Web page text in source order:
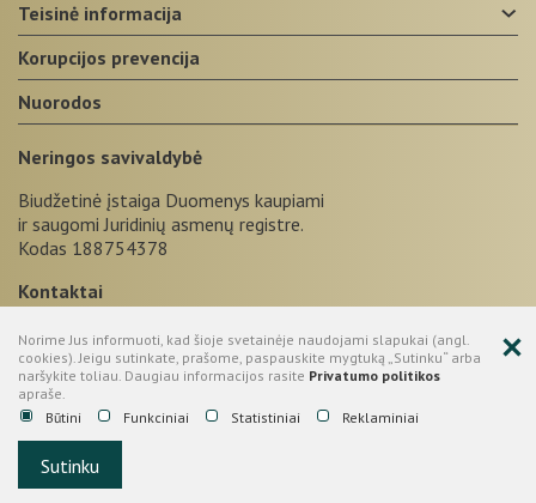
teisinė informacija
korupcijos prevencija
nuorodos
Neringos savivaldybė
Biudžetinė įstaiga Duomenys kaupiami
ir saugomi Juridinių asmenų registre.
Kodas 188754378
Kontaktai
+370 469 52665
Taikos g. 2, LT-93123, Neringa
administracija@neringa.lt
© 2026 Neringos savivaldybė.
Sprendimas:UAB "Fresh Media"
Norime Jus informuoti, kad šioje svetainėje naudojami slapukai (angl.
cookies). Jeigu sutinkate, prašome, paspauskite mygtuką „Sutinku“ arba
naršykite toliau. Daugiau informacijos rasite Privatumo politikos
apraše.
Būtini
Funkciniai Statistiniai Reklaminiai
Sutinku